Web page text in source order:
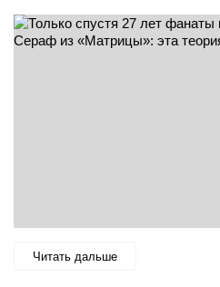
Читать дальше